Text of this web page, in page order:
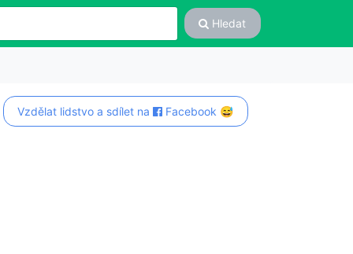
Hledat
Vzdělat lidstvo a sdílet na Facebook 😅